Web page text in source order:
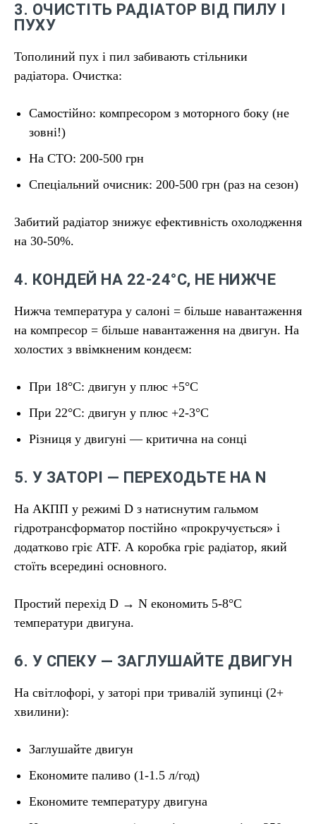
3. ОЧИСТІТЬ РАДІАТОР ВІД ПИЛУ І
ПУХУ
Тополиний пух і пил забивають стільники
радіатора. Очистка:
Самостійно: компресором з моторного боку (не
зовні!)
На СТО: 200-500 грн
Спеціальний очисник: 200-500 грн (раз на сезон)
Забитий радіатор знижує ефективність охолодження
на 30-50%.
4. КОНДЕЙ НА 22-24°C, НЕ НИЖЧЕ
Нижча температура у салоні = більше навантаження
на компресор = більше навантаження на двигун. На
холостих з ввімкненим кондеєм:
При 18°C: двигун у плюс +5°C
При 22°C: двигун у плюс +2-3°C
Різниця у двигуні — критична на сонці
5. У ЗАТОРІ — ПЕРЕХОДЬТЕ НА N
На АКПП у режимі D з натиснутим гальмом
гідротрансформатор постійно «прокручується» і
додатково гріє ATF. А коробка гріє радіатор, який
стоїть всередині основного.
Простий перехід D → N економить 5-8°C
температури двигуна.
6. У СПЕКУ — ЗАГЛУШАЙТЕ ДВИГУН
На світлофорі, у заторі при тривалій зупинці (2+
хвилини):
Заглушайте двигун
Економите паливо (1-1.5 л/год)
Економите температуру двигуна